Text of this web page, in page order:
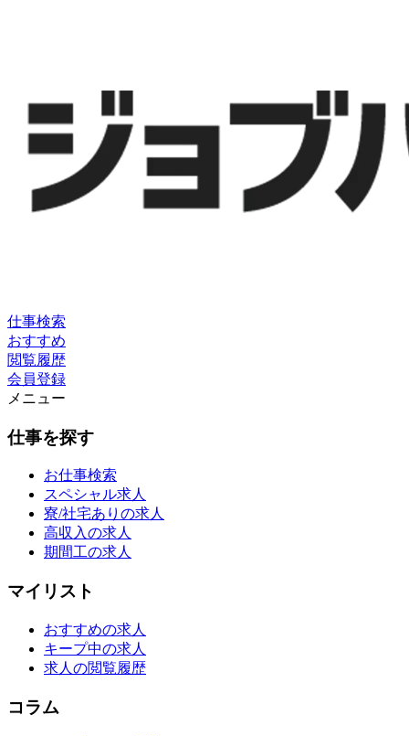
仕事検索
おすすめ
閲覧履歴
会員登録
メニュー
仕事を探す
お仕事検索
スペシャル求人
寮/社宅ありの求人
高収入の求人
期間工の求人
マイリスト
おすすめの求人
キープ中の求人
求人の閲覧履歴
コラム